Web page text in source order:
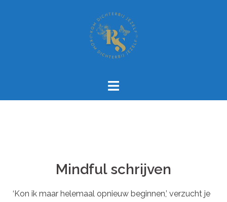
Mindful schrijven
‘Kon ik maar helemaal opnieuw beginnen,’ verzucht je